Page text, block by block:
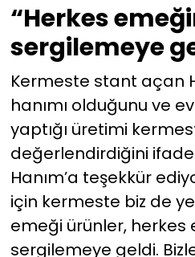
“Herkes
sergilemeye
Kermeste stant açan
hanımı olduğunu ve
yaptığı üretimi
değerlendirdiğini
Hanım’a teşekkür
için kermeste biz de
emeği ürünler, herkes
sergilemeye geldi.